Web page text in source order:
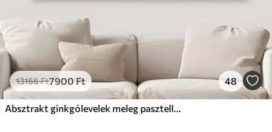
13166Ft7900Ft 48
Absztrakt ginkgólevelek meleg pasztell színekben